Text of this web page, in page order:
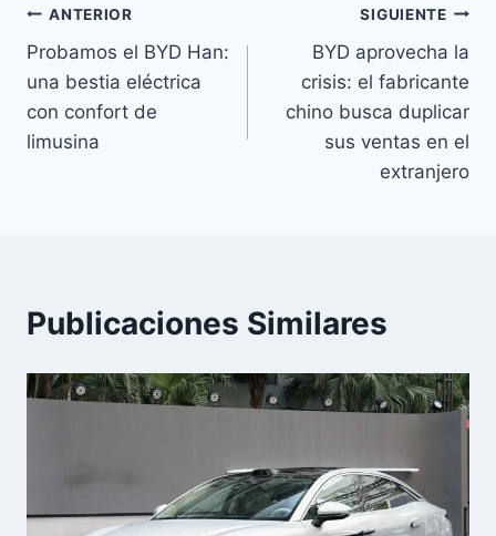
Navegación
de
entradas
ANTERIOR
Probamos el BYD Han:
una bestia eléctrica
con confort de
limusina
SIGUIENTE
BYD aprovecha la
crisis: el fabricante
chino busca duplicar
sus ventas en el
extranjero​
Publicaciones Similares